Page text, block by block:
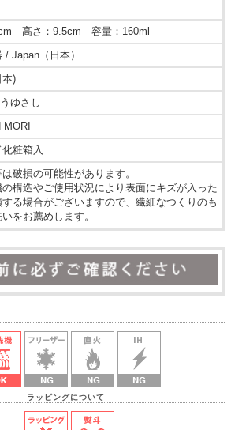
高さ：9.5cm 容量：160ml
/ Japan（日本）
本)
ゆさし
MORI
粧箱入
破損の可能性があります。
構造やご使用状況により表面にキズが入った
する場合がございますので、繊細なつくりのも
をお薦めします。
ピングについて